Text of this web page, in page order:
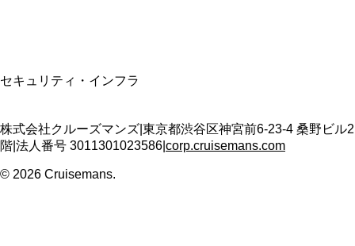
セキュリティ・インフラ
株式会社クルーズマンズ 東京都渋谷区神宮前6-23-4 桑野ビル2
階 法人番号 3011301023586 corp.cruisemans.com
© 2026 Cruisemans.